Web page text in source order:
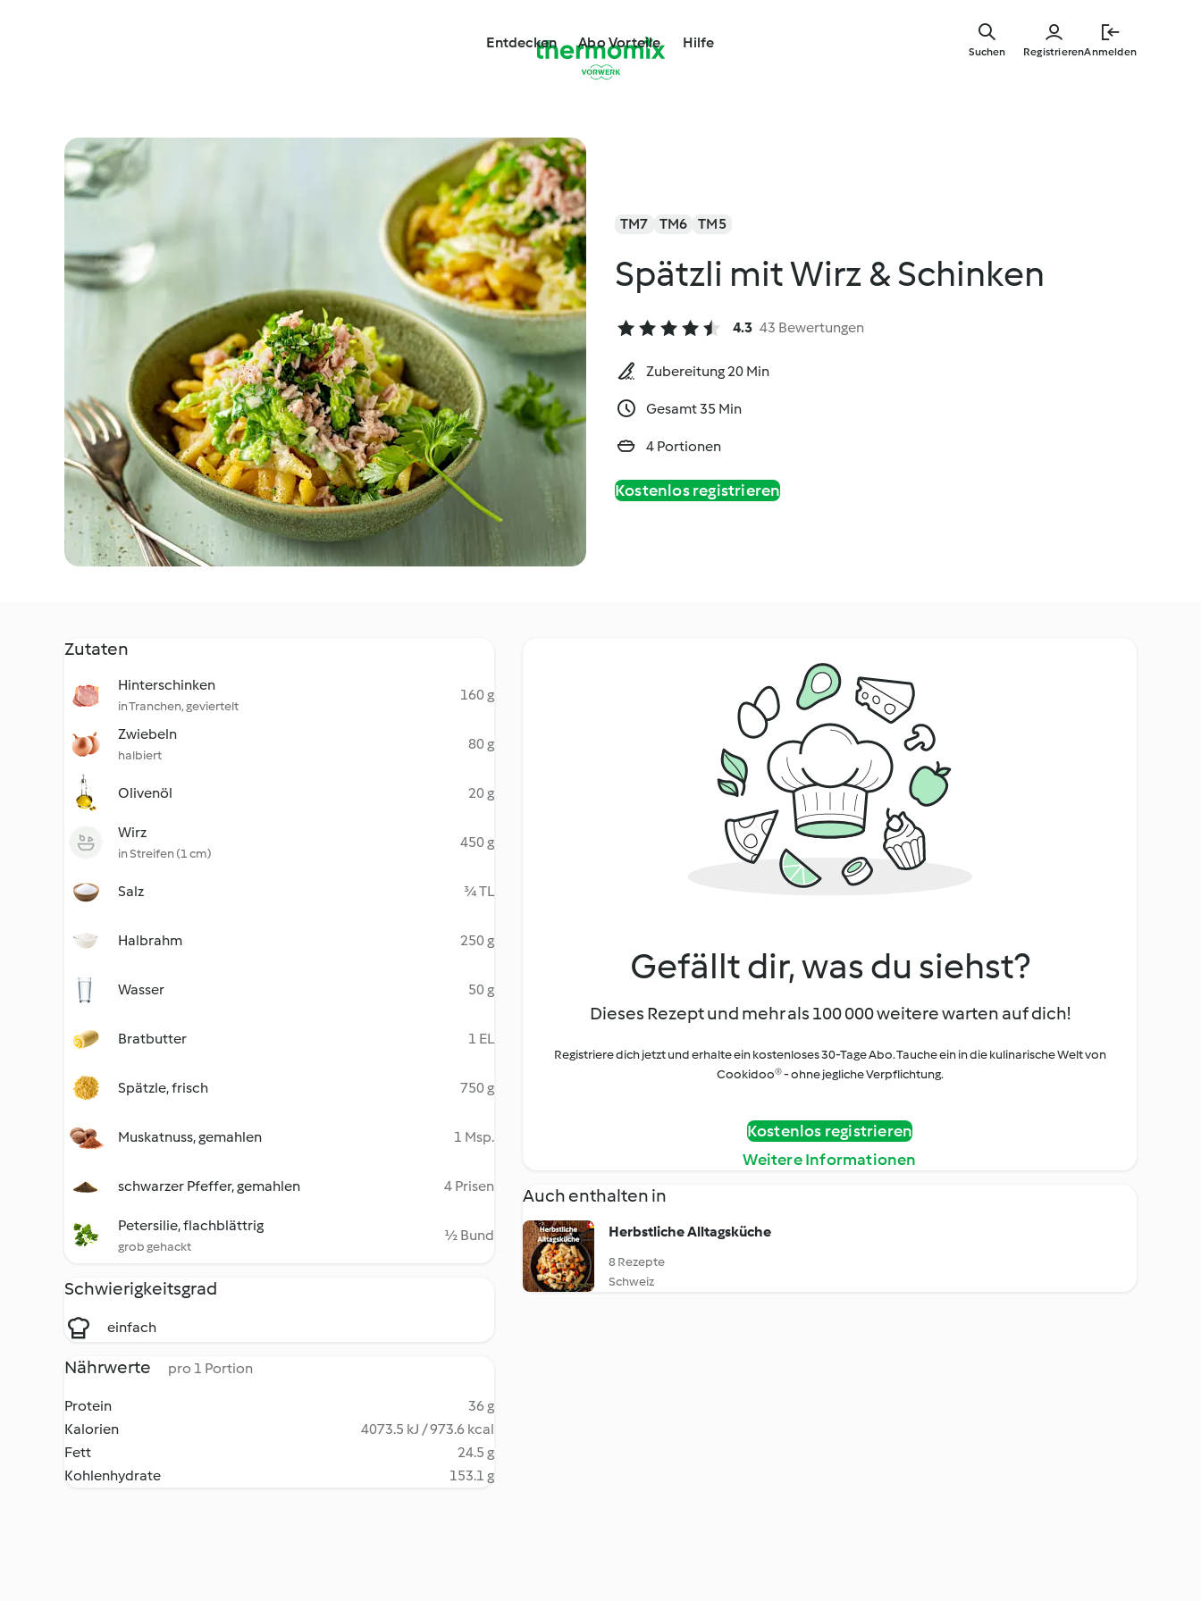
springen
Entdecken Abo Vorteile Hilfe
RegistrierenAnmelden
Suchen
TM7 TM6 TM5
Spätzli mit Wirz & Schinken
4.3 43 Bewertungen
Zubereitung 20 Min
Gesamt 35 Min
4 Portionen
Kostenlos registrieren
Zutaten
Hinterschinken
in Tranchen, geviertelt
160 g
Zwiebeln
halbiert
80 g
Olivenöl 20 g
Wirz
in Streifen (1 cm)
450 g
Salz ¾ TL
Halbrahm 250 g
Wasser 50 g
Bratbutter 1 EL
Spätzle, frisch 750 g
Muskatnuss, gemahlen 1 Msp.
schwarzer Pfeffer, gemahlen 4 Prisen
Petersilie, flachblättrig
grob gehackt
½ Bund
Schwierigkeitsgrad
einfach
Nährwerte pro 1 Portion
Protein
36 g
Kalorien
4073.5 kJ / 973.6 kcal
Fett
24.5 g
Kohlenhydrate
153.1 g
Gefällt dir, was du siehst?
Dieses Rezept und mehr als 100 000 weitere warten auf dich!
Registriere dich jetzt und erhalte ein kostenloses 30-Tage Abo. Tauche ein in die kulinarische Welt von
Cookidoo® - ohne jegliche Verpflichtung.
Kostenlos registrieren
Weitere Informationen
Auch enthalten in
Herbstliche Alltagsküche
8 Rezepte
Schweiz